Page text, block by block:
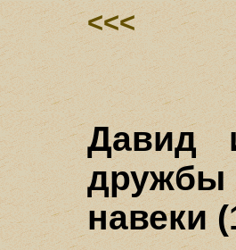
<<<
Давид
дружбы
навеки